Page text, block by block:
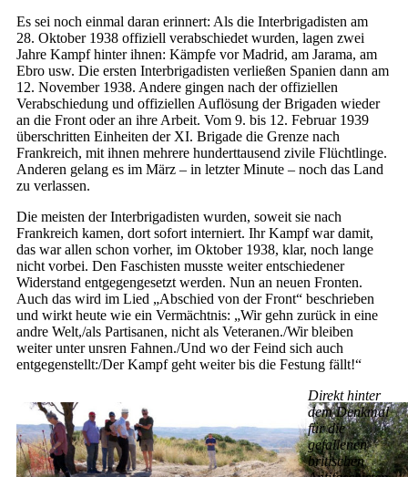
Es sei noch einmal daran erinnert: Als die Interbrigadisten am
28. Oktober 1938 offiziell verabschiedet wurden, lagen zwei
Jahre Kampf hinter ihnen: Kämpfe vor Madrid, am Jarama, am
Ebro usw. Die ersten Interbrigadisten verließen Spanien dann am
12. November 1938. Andere gingen nach der offiziellen
Verabschiedung und offiziellen Auflösung der Brigaden wieder
an die Front oder an ihre Arbeit. Vom 9. bis 12. Februar 1939
überschritten Einheiten der XI. Brigade die Grenze nach
Frankreich, mit ihnen mehrere hunderttausend zivile Flüchtlinge.
Anderen gelang es im März – in letzter Minute – noch das Land
zu verlassen.
Die meisten der Interbrigadisten wurden, soweit sie nach
Frankreich kamen, dort sofort interniert. Ihr Kampf war damit,
das war allen schon vorher, im Oktober 1938, klar, noch lange
nicht vorbei. Den Faschisten musste weiter entschiedener
Widerstand entgegengesetzt werden. Nun an neuen Fronten.
Auch das wird im Lied „Abschied von der Front“ beschrieben
und wirkt heute wie ein Vermächtnis: „Wir gehn zurück in eine
andre Welt,/als Partisanen, nicht als Veteranen./Wir bleiben
weiter unter unsren Fahnen./Und wo der Feind sich auch
entgegenstellt:/Der Kampf geht weiter bis die Festung fällt!“
Direkt hinter
dem Denkmal
für die
gefallenen
britischen